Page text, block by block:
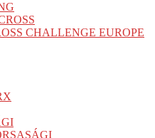
CHALLENGE EUROPE